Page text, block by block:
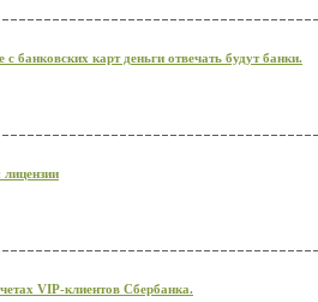
банковских карт деньги отвечать будут банки.
VIP-клиентов Сбербанка.